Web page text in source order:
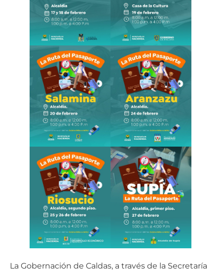
La Gobernación de Caldas, a través de la Secretaría